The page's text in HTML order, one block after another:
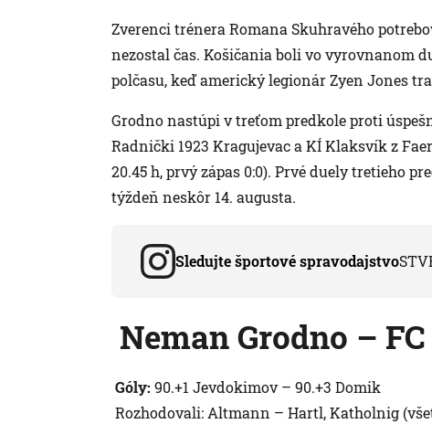
Zverenci trénera Romana Skuhravého
nezostal čas. Košičania boli vo vyrovnanom
polčasu, keď americký legionár Zyen Jones
Grodno nastúpi v treťom predkole proti
Radnički 1923 Kragujevac a KÍ Klaksvík z
20.45 h, prvý zápas 0:0). Prvé duely tretieho
týždeň neskôr 14. augusta.
Sledujte športové spravodajstvo
Neman Grodno – FC
Góly: 90.+1 Jevdokimov – 90.+3 Domik
Rozhodovali: Altmann – Hartl, Katholnig